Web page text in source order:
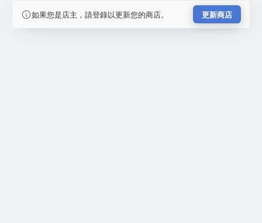
如果您是店主，請登錄以更新您的商店。 更新商店